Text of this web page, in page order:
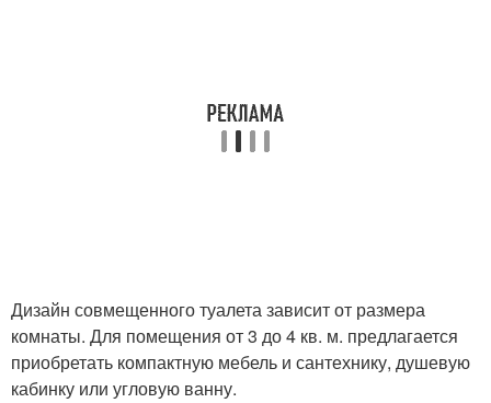
Дизайн совмещенного туалета зависит от размера
комнаты. Для помещения от 3 до 4 кв. м. предлагается
приобретать компактную мебель и сантехнику, душевую
кабинку или угловую ванну.